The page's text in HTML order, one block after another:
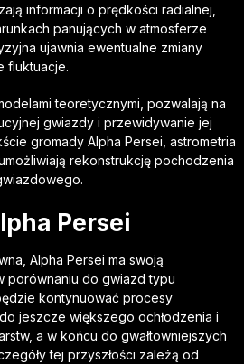
informacji o prędkości radialnej,
panujących w atmosferze
ujawnia ewentualne zmiany
fluktuacje.
teoretycznymi, pozwalają na
gwiazdy i przewidywanie jej
gromady Alpha Persei, astrometria
rekonstrukcję pochodzenia
Persei
Alpha Persei ma swoją
porównaniu do gwiazd typu
kontynuować procesy
jeszcze większego ochłodzenia i
a w końcu do gwałtowniejszych
tej przyszłości zależą od